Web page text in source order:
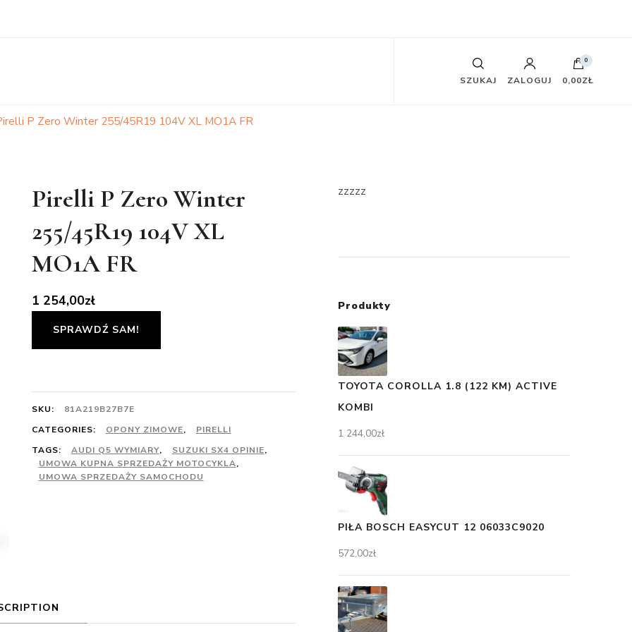
SZUKAJ ZALOGUJ
0
0,00ZŁ
P Zero Winter 255/45R19 104V XL MO1A FR
Pirelli P Zero Winter
255/45R19 104V XL
MO1A FR
1 254,00zł
SPRAWDŹ SAM!
SKU:
81A219B27B7E
CATEGORIES:
OPONY ZIMOWE,
PIRELLI
TAGS:
AUDI Q5 WYMIARY, SUZUKI SX4 OPINIE,
UMOWA KUPNA SPRZEDAŻY MOTOCYKLA,
UMOWA SPRZEDAŻY SAMOCHODU
zzzzz
Produkty
TOYOTA COROLLA 1.8 (122 KM) ACTIVE
KOMBI
1 244,00zł
PIŁA BOSCH EASYCUT 12 06033C9020
572,00zł